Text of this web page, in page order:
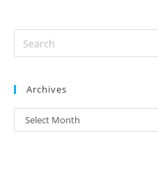
Archives
Select Month